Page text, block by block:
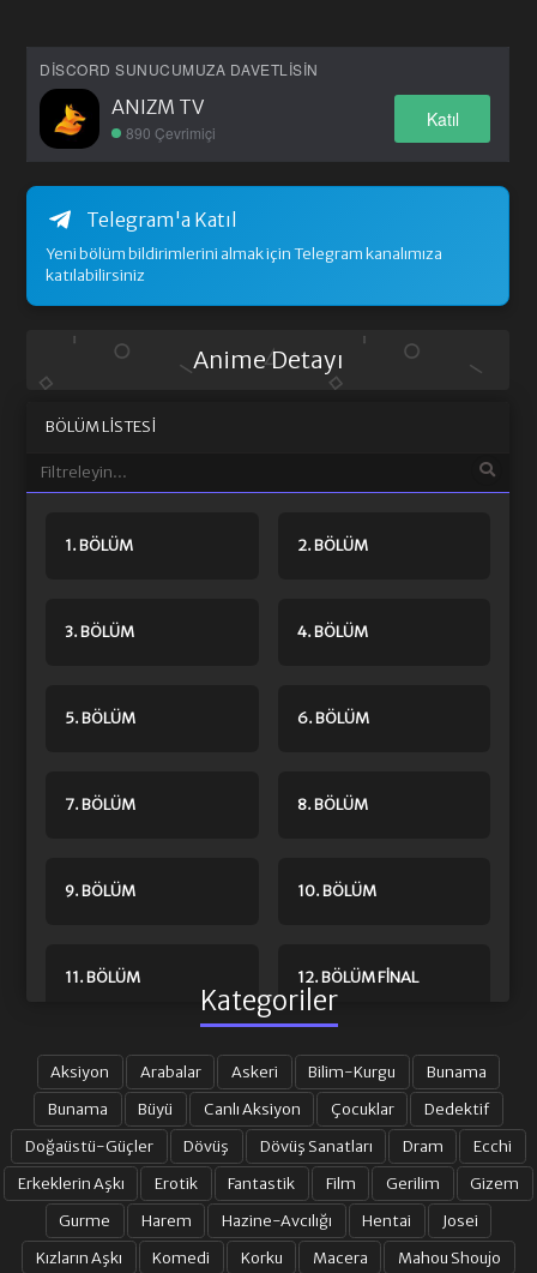
DISCORD SUNUCUMUZA DAVETLISIN
ANIZM TV
890 Çevrimiçi
Katıl
Telegram'a Katıl
Yeni bölüm bildirimlerini almak için Telegram kanalımıza
katılabilirsiniz
Anime Detayı
BÖLÜM LISTESI
1. BÖLÜM 2. BÖLÜM
3. BÖLÜM 4. BÖLÜM
5. BÖLÜM 6. BÖLÜM
7. BÖLÜM 8. BÖLÜM
9. BÖLÜM 10. BÖLÜM
11. BÖLÜM 12. BÖLÜM FINAL
Kategoriler
Aksiyon Arabalar Askeri Bilim-Kurgu
Bunama
Bunama
Büyü Canlı Aksiyon Çocuklar
Dedektif
Doğaüstü-Güçler
Dövüş Dövüş Sanatları Dram
Ecchi
Erkeklerin Aşkı
Erotik Fantastik Film Gerilim
Gizem
Gurme
Harem Hazine-Avcılığı Hentai
Josei
Kızların Aşkı
Komedi Korku Macera Mahou Shoujo